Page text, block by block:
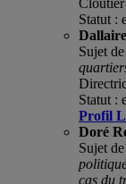
Statut :
Sujet
Statut :
Profil
Doré
Sujet
cas du